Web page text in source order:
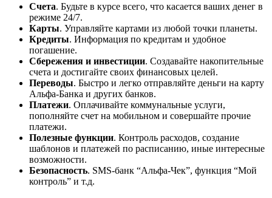
Счета. Будьте в курсе всего, что касается ваших денег в
режиме 24/7.
Карты. Управляйте картами из любой точки планеты.
Кредиты. Информация по кредитам и удобное
погашение.
Сбережения и инвестиции. Создавайте накопительные
счета и достигайте своих финансовых целей.
Переводы. Быстро и легко отправляйте деньги на карту
Альфа-Банка и других банков.
Платежи. Оплачивайте коммунальные услуги,
пополняйте счет на мобильном и совершайте прочие
платежи.
Полезные функции. Контроль расходов, создание
шаблонов и платежей по расписанию, иные интересные
возможности.
Безопасность. SMS-банк “Альфа-Чек”, функция “Мой
контроль” и т.д.